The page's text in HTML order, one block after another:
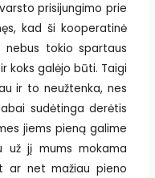
prisijungimo prie
kad ši kooperatinė
nebus tokio spartaus
koks galėjo būti. Taigi
ir to neužtenka, nes
sudėtinga derėtis
jiems pieną galime
už jį mums mokama
ar net mažiau pieno